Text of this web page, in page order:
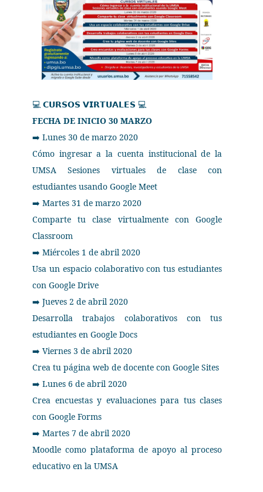
💻 𝗖𝗨𝗥𝗦𝗢𝗦 𝗩𝗜𝗥𝗧𝗨𝗔𝗟𝗘𝗦 💻
FECHA DE INICIO 30 MARZO
➡ Lunes 30 de marzo 2020
Cómo ingresar a la cuenta institucional de la
UMSA Sesiones virtuales de clase con
estudiantes usando Google Meet
➡ Martes 31 de marzo 2020
Comparte tu clase virtualmente con Google
Classroom
➡ Miércoles 1 de abril 2020
Usa un espacio colaborativo con tus estudiantes
con Google Drive
➡ Jueves 2 de abril 2020
Desarrolla trabajos colaborativos con tus
estudiantes en Google Docs
➡ Viernes 3 de abril 2020
Crea tu página web de docente con Google Sites
➡ Lunes 6 de abril 2020
Crea encuestas y evaluaciones para tus clases
con Google Forms
➡ Martes 7 de abril 2020
Moodle como plataforma de apoyo al proceso
educativo en la UMSA